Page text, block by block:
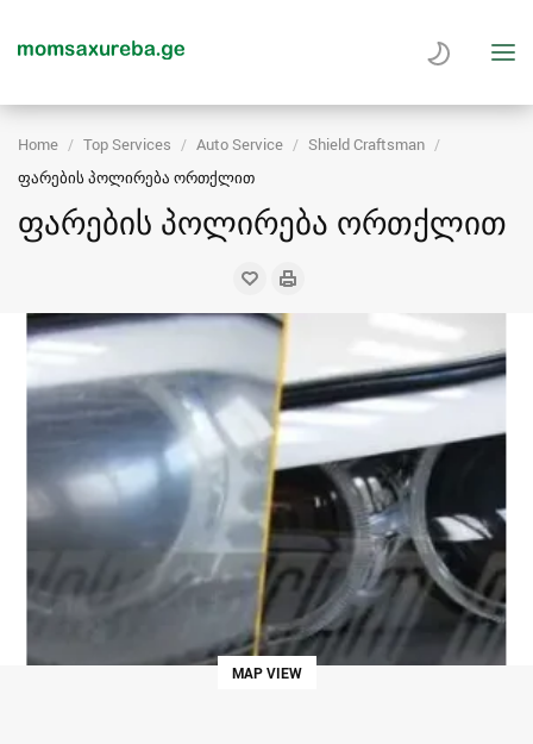
Home Top Services Auto Service
Shield Craftsman
ფარების პოლირება ორთქლით
ფარების პოლირება ორთქლით
MAP VIEW